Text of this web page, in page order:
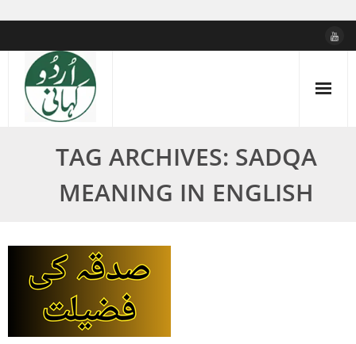
content
TAG ARCHIVES: SADQA
MEANING IN ENGLISH